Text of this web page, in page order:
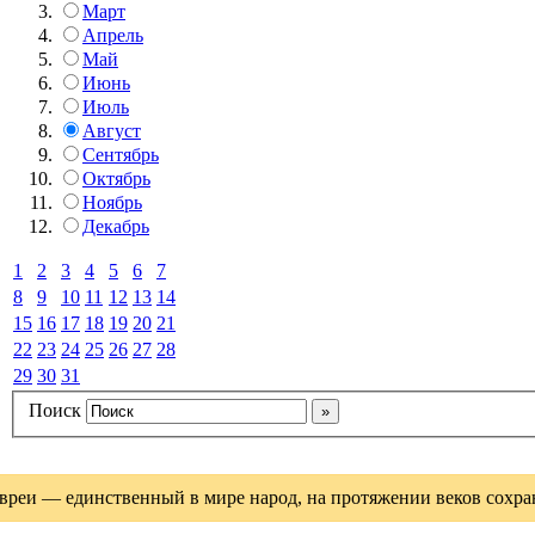
Март
Апрель
Май
Июнь
Июль
Август
Сентябрь
Октябрь
Ноябрь
Декабрь
1 2 3 4 5 6
7
8
9 10 11 12 13 14
15 16 17 18 19 20 21
22 23 24 25 26 27 28
29 30 31
Поиск
— единственный в мире народ, на протяжении веков